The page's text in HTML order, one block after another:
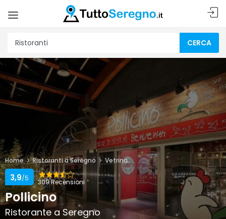
CERCA
Home Ristoranti a Seregno Vetrina
309 Recensioni
3,9/5
Pollicino
Ristorante a Seregno